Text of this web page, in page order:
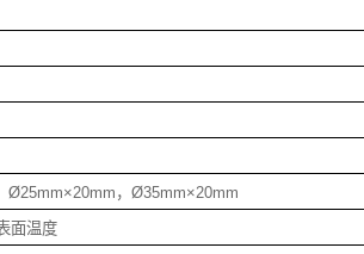
Ø25mm×20mm，Ø35mm×20mm
面温度